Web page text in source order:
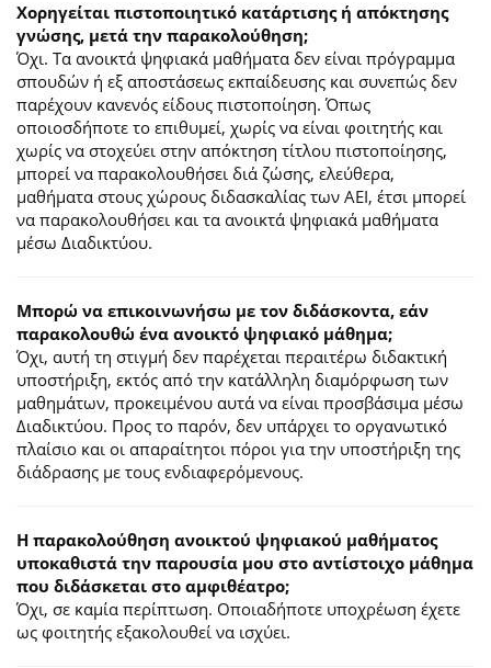
Χορηγείται πιστοποιητικό κατάρτισης ή απόκτησης
γνώσης, μετά την παρακολούθηση;
Όχι. Τα ανοικτά ψηφιακά μαθήματα δεν είναι πρόγραμμα
σπουδών ή εξ αποστάσεως εκπαίδευσης και συνεπώς δεν
παρέχουν κανενός είδους πιστοποίηση. Όπως
οποιοσδήποτε το επιθυμεί, χωρίς να είναι φοιτητής και
χωρίς να στοχεύει στην απόκτηση τίτλου πιστοποίησης,
μπορεί να παρακολουθήσει διά ζώσης, ελεύθερα,
μαθήματα στους χώρους διδασκαλίας των ΑΕΙ, έτσι μπορεί
να παρακολουθήσει και τα ανοικτά ψηφιακά μαθήματα
μέσω Διαδικτύου.
Μπορώ να επικοινωνήσω με τον διδάσκοντα, εάν
παρακολουθώ ένα ανοικτό ψηφιακό μάθημα;
Όχι, αυτή τη στιγμή δεν παρέχεται περαιτέρω διδακτική
υποστήριξη, εκτός από την κατάλληλη διαμόρφωση των
μαθημάτων, προκειμένου αυτά να είναι προσβάσιμα μέσω
Διαδικτύου. Προς το παρόν, δεν υπάρχει το οργανωτικό
πλαίσιο και οι απαραίτητοι πόροι για την υποστήριξη της
διάδρασης με τους ενδιαφερόμενους.
Η παρακολούθηση ανοικτού ψηφιακού μαθήματος
υποκαθιστά την παρουσία μου στο αντίστοιχο μάθημα
που διδάσκεται στο αμφιθέατρο;
Όχι, σε καμία περίπτωση. Οποιαδήποτε υποχρέωση έχετε
ως φοιτητής εξακολουθεί να ισχύει.